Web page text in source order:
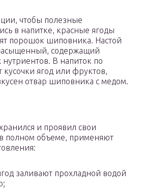
чтобы полезные
в напитке, красные ягоды
порошок шиповника. Настой
насыщенный, содержащий
В напиток по
ягод или фруктов,
отвар шиповника с медом.
и проявил свои
полном объеме, применяют
заливают прохладной водой